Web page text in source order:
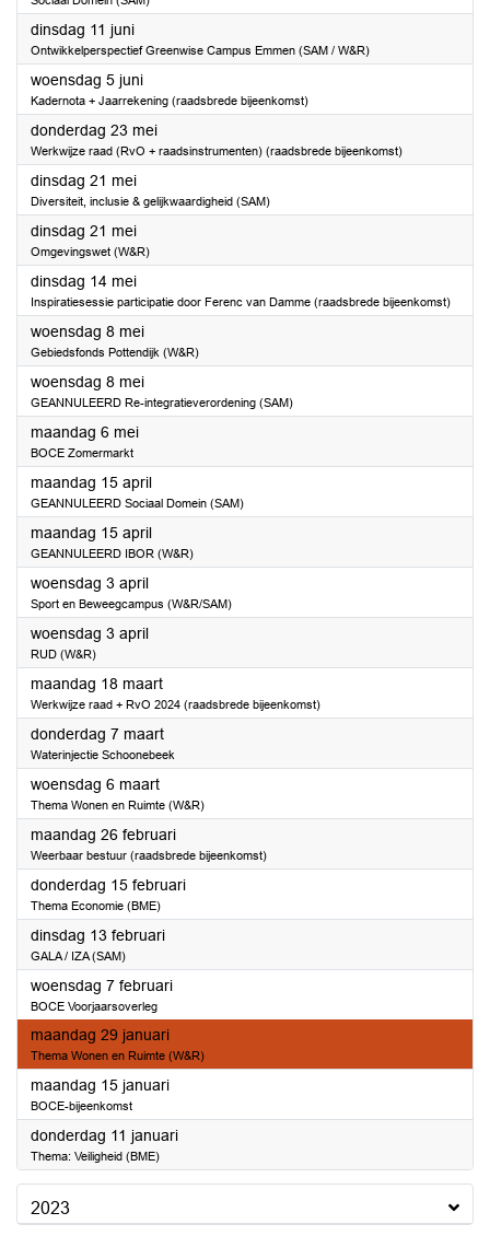
dinsdag 11 juni2024
Ontwikkelperspectief Greenwise Campus Emmen (SAM / W&R)
woensdag 5 juni2024
Kadernota + Jaarrekening (raadsbrede bijeenkomst)
donderdag 23 mei2024
Werkwijze raad (RvO + raadsinstrumenten) (raadsbrede bijeenkomst)
dinsdag 21 mei2024
Diversiteit, inclusie & gelijkwaardigheid (SAM)
dinsdag 21 mei2024
Omgevingswet (W&R)
dinsdag 14 mei2024
Inspiratiesessie participatie door Ferenc van Damme (raadsbrede bijeenkomst)
woensdag 8 mei2024
Gebiedsfonds Pottendijk (W&R)
woensdag 8 mei2024
GEANNULEERD Re-integratieverordening (SAM)
maandag 6 mei2024
BOCE Zomermarkt
maandag 15 april2024
GEANNULEERD Sociaal Domein (SAM)
maandag 15 april2024
GEANNULEERD IBOR (W&R)
woensdag 3 april2024
Sport en Beweegcampus (W&R/SAM)
woensdag 3 april2024
RUD (W&R)
maandag 18 maart2024
Werkwijze raad + RvO 2024 (raadsbrede bijeenkomst)
donderdag 7 maart2024
Waterinjectie Schoonebeek
woensdag 6 maart2024
Thema Wonen en Ruimte (W&R)
maandag 26 februari2024
Weerbaar bestuur (raadsbrede bijeenkomst)
donderdag 15 februari2024
Thema Economie (BME)
dinsdag 13 februari2024
GALA / IZA (SAM)
woensdag 7 februari2024
BOCE Voorjaarsoverleg
maandag 29 januari2024
Thema Wonen en Ruimte (W&R)
maandag 15 januari2024
BOCE-bijeenkomst
donderdag 11 januari2024
Thema: Veiligheid (BME)
2023